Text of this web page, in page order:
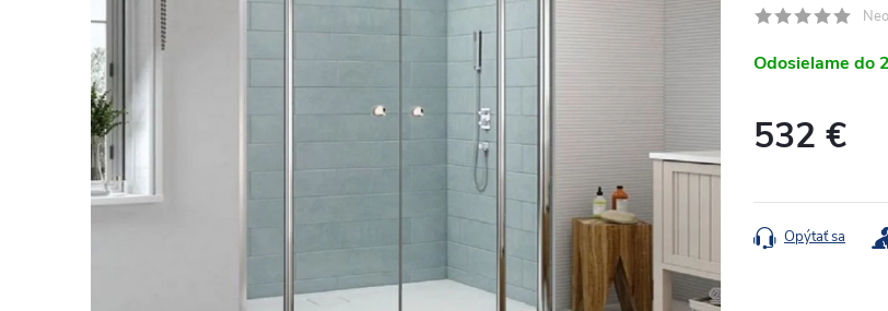
Odosielame do
532 €
Opýtať sa